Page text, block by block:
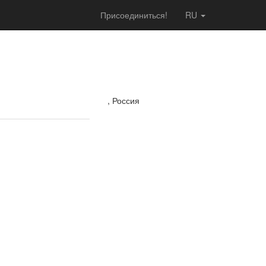
RU
Присоединиться!
, Россия